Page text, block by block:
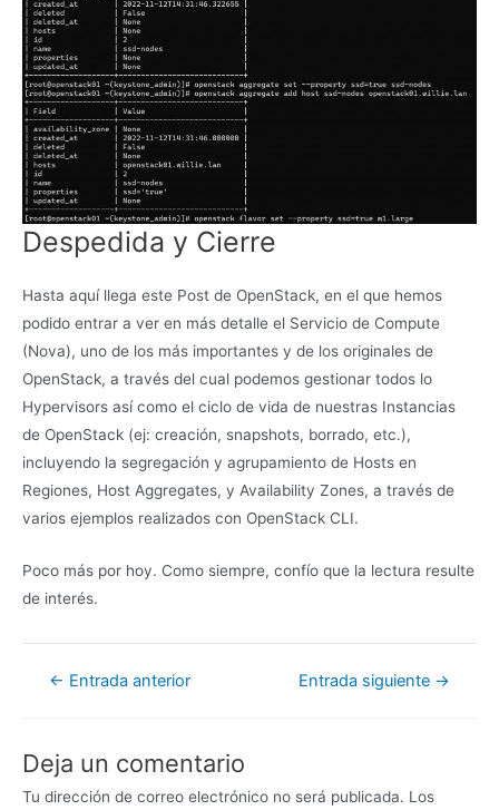
Despedida y Cierre
Hasta aquí llega este Post de OpenStack, en el que hemos
podido entrar a ver en más detalle el Servicio de Compute
(Nova), uno de los más importantes y de los originales de
OpenStack, a través del cual podemos gestionar todos lo
Hypervisors así como el ciclo de vida de nuestras Instancias
de OpenStack (ej: creación, snapshots, borrado, etc.),
incluyendo la segregación y agrupamiento de Hosts en
Regiones, Host Aggregates, y Availability Zones, a través de
varios ejemplos realizados con OpenStack CLI.
Poco más por hoy. Como siempre, confío que la lectura resulte
de interés.
Navegación
← Entrada anterior Entrada siguiente →
Deja un comentario
Tu dirección de correo electrónico no será publicada. Los